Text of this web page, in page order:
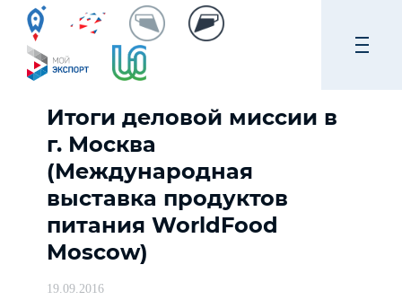
Итоги деловой миссии в
г. Москва
(Международная
выставка продуктов
питания WorldFood
Moscow)
19.09.2016